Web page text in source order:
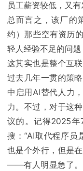
员工薪资较低，又
总而言之，该厂的
约）那些空有资历
轻人经验不足的问题
这其实也是整个互
过去几年一贯的策
中启用AI替代人力
力。不过，对于这
议的。记得2025
搜：“AI取代程序员
也是个外行，但是
——有人明显急了。